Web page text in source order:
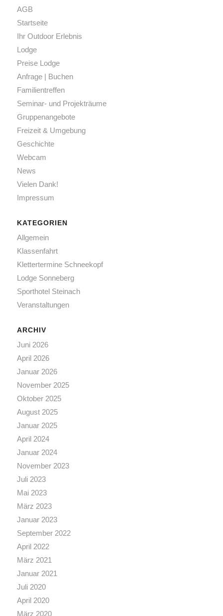
AGB
Startseite
Ihr Outdoor Erlebnis
Lodge
Preise Lodge
Anfrage | Buchen
Familientreffen
Seminar- und Projekträume
Gruppenangebote
Freizeit & Umgebung
Geschichte
Webcam
News
Vielen Dank!
Impressum
KATEGORIEN
Allgemein
Klassenfahrt
Klettertermine Schneekopf
Lodge Sonneberg
Sporthotel Steinach
Veranstaltungen
ARCHIV
Juni 2026
April 2026
Januar 2026
November 2025
Oktober 2025
August 2025
Januar 2025
April 2024
Januar 2024
November 2023
Juli 2023
Mai 2023
März 2023
Januar 2023
September 2022
April 2022
März 2021
Januar 2021
Juli 2020
April 2020
März 2020